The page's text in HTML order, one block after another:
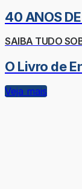
40 ANOS
SAIBA TUDO
O Livro de
Veja mais